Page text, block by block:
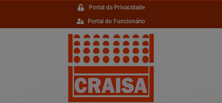
Portal da Privacidade
Portal do Funcionário